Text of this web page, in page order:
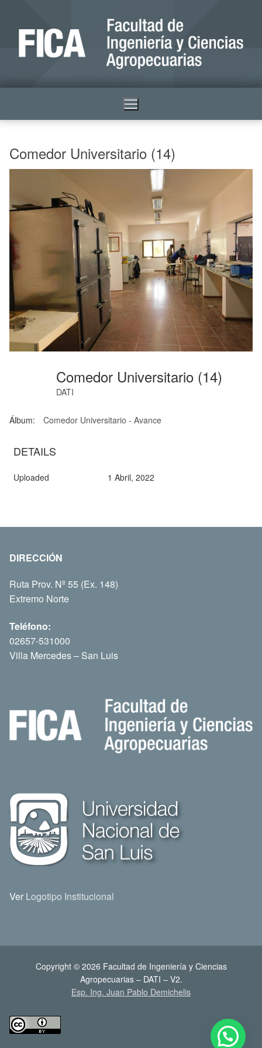
Comedor Universitario (14)
Comedor Universitario (14)
DATI
Álbum: Comedor Universitario - Avance
DETAILS
Uploaded 1 Abril, 2022
DIRECCIÓN
Ruta Prov. Nº 55 (Ex. 148)
Extremo Norte
Teléfono:
02657-531000
Villa Mercedes – San Luis
Ver Logotipo Institucional
Copyright © 2026 Facultad de Ingeniería y Ciencias
Agropecuarias – DATI – V2.
Esp. Ing. Juan Pablo Demichelis